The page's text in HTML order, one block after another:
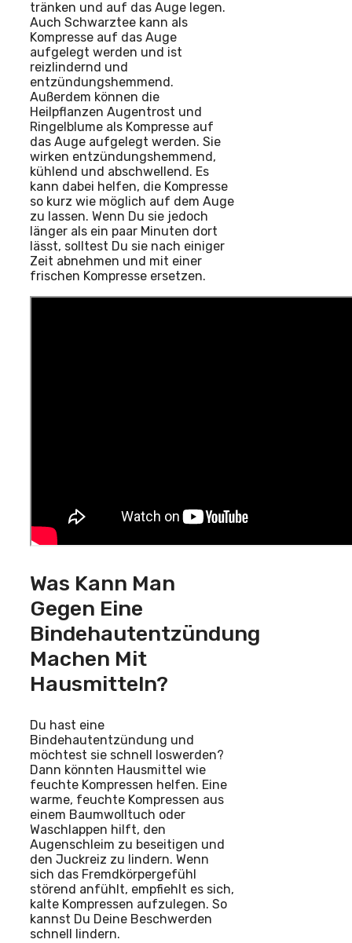
tränken und auf das Auge legen.
Auch Schwarztee kann als
Kompresse auf das Auge
aufgelegt werden und ist
reizlindernd und
entzündungshemmend.
Außerdem können die
Heilpflanzen Augentrost und
Ringelblume als Kompresse auf
das Auge aufgelegt werden. Sie
wirken entzündungshemmend,
kühlend und abschwellend. Es
kann dabei helfen, die Kompresse
so kurz wie möglich auf dem Auge
zu lassen. Wenn Du sie jedoch
länger als ein paar Minuten dort
lässt, solltest Du sie nach einiger
Zeit abnehmen und mit einer
frischen Kompresse ersetzen.
Was Kann Man
Gegen Eine
Bindehautentzündung
Machen Mit
Hausmitteln?
Du hast eine
Bindehautentzündung und
möchtest sie schnell loswerden?
Dann könnten Hausmittel wie
feuchte Kompressen helfen. Eine
warme, feuchte Kompressen aus
einem Baumwolltuch oder
Waschlappen hilft, den
Augenschleim zu beseitigen und
den Juckreiz zu lindern. Wenn
sich das Fremdkörpergefühl
störend anfühlt, empfiehlt es sich,
kalte Kompressen aufzulegen. So
kannst Du Deine Beschwerden
schnell lindern.